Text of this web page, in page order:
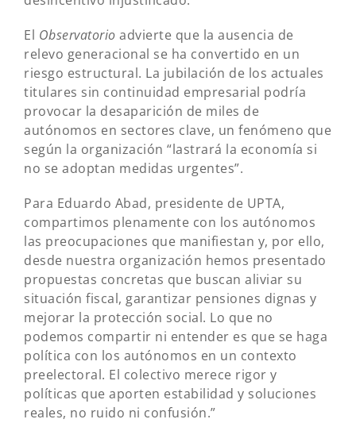
El Observatorio advierte que la ausencia de
relevo generacional se ha convertido en un
riesgo estructural. La jubilación de los actuales
titulares sin continuidad empresarial podría
provocar la desaparición de miles de
autónomos en sectores clave, un fenómeno que
según la organización “lastrará la economía si
no se adoptan medidas urgentes”.
Para Eduardo Abad, presidente de UPTA,
compartimos plenamente con los autónomos
las preocupaciones que manifiestan y, por ello,
desde nuestra organización hemos presentado
propuestas concretas que buscan aliviar su
situación fiscal, garantizar pensiones dignas y
mejorar la protección social. Lo que no
podemos compartir ni entender es que se haga
política con los autónomos en un contexto
preelectoral. El colectivo merece rigor y
políticas que aporten estabilidad y soluciones
reales, no ruido ni confusión.”